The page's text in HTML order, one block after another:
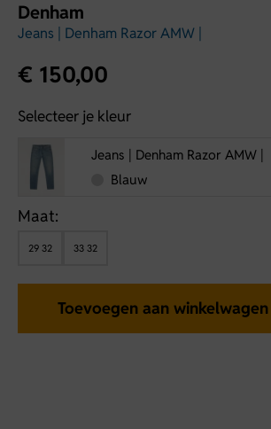
Denham
Jeans | Denham Razor AMW |
€ 150,00
Selecteer je kleur
Jeans | Denham Razor AMW |
Blauw
Maat:
29 32 33 32
Toevoegen aan winkelwagen